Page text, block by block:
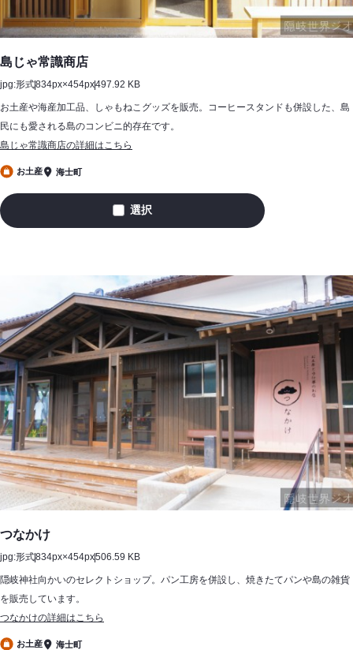
島じゃ常識商店
jpg:形式834px×454px497.92 KB
お土産や海産加工品、しゃもねこグッズを販売。コーヒースタンドも併設した、島
民にも愛される島のコンビニ的存在です。
島じゃ常識商店の詳細はこちら
お土産 海士町
島
識
商
店
選択
つなかけ
jpg:形式834px×454px506.59 KB
隠岐神社向かいのセレクトショップ。パン工房を併設し、焼きたてパンや島の雑貨
を販売しています。
つなかけの詳細はこちら
お土産 海士町